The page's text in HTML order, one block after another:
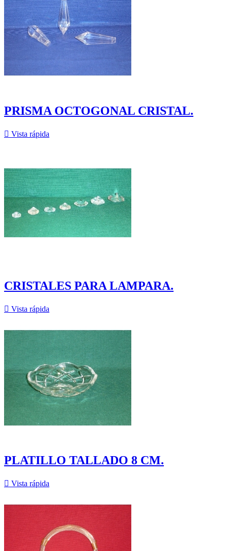
PRISMA OCTOGONAL CRISTAL.
 Vista rápida
CRISTALES PARA LAMPARA.
 Vista rápida
PLATILLO TALLADO 8 CM.
 Vista rápida